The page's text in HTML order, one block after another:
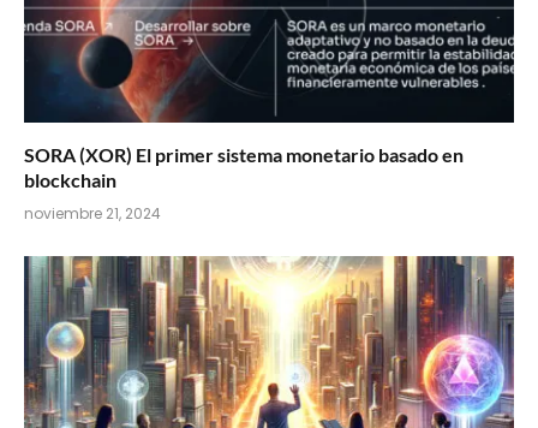
SORA (XOR) El primer sistema monetario basado en
blockchain
noviembre 21, 2024